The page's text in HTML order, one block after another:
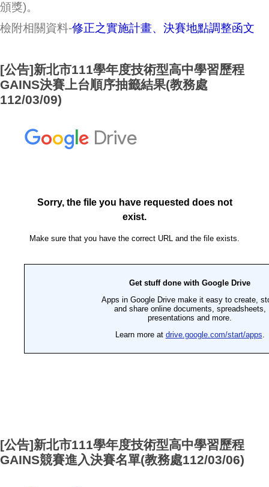
頒獎)。
檢附相關資料-修正之實施計畫、 決賽地點調整函文
[公告]新北市111學年度技術型高中學習歷程
GAINS決賽上台順序抽籤結果(教務處
112/03/09)
[公告]新北市111學年度技術型高中學習歷程
GAINS競賽進入決賽名單(教務處112/03/06)